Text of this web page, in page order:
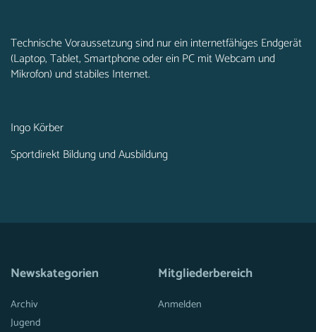
Technische Voraussetzung sind nur ein internetfähiges Endgerät
(Laptop, Tablet, Smartphone oder ein PC mit Webcam und
Mikrofon) und stabiles Internet.
Ingo Körber
Sportdirekt Bildung und Ausbildung
Newskategorien
Archiv
Jugend
Mitgliederbereich
Anmelden